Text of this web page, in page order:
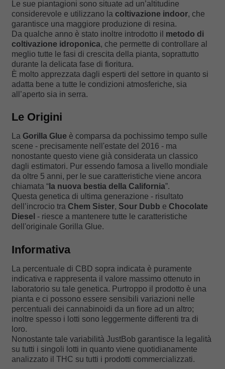
Le sue piantagioni sono situate ad un’altitudine
considerevole e utilizzano la coltivazione indoor, che
garantisce una maggiore produzione di resina.
Da qualche anno è stato inoltre introdotto il metodo di
coltivazione idroponica, che permette di controllare al
meglio tutte le fasi di crescita della pianta, soprattutto
durante la delicata fase di fioritura.
È molto apprezzata dagli esperti del settore in quanto si
adatta bene a tutte le condizioni atmosferiche, sia
all’aperto sia in serra.
Le Origini
La Gorilla Glue è comparsa da pochissimo tempo sulle
scene - precisamente nell'estate del 2016 - ma
nonostante questo viene già considerata un classico
dagli estimatori. Pur essendo famosa a livello mondiale
da oltre 5 anni, per le sue caratteristiche viene ancora
chiamata “la nuova bestia della California”.
Questa genetica di ultima generazione - risultato
dell’incrocio tra Chem Sister, Sour Dubb e Chocolate
Diesel - riesce a mantenere tutte le caratteristiche
dell'originale Gorilla Glue.
Informativa
La percentuale di CBD sopra indicata è puramente
indicativa e rappresenta il valore massimo ottenuto in
laboratorio su tale genetica. Purtroppo il prodotto è una
pianta e ci possono essere sensibili variazioni nelle
percentuali dei cannabinoidi da un fiore ad un altro;
inoltre spesso i lotti sono leggermente differenti tra di
loro.
Nonostante tale variabilità JustBob garantisce la legalità
su tutti i singoli lotti in quanto viene quotidianamente
analizzato il THC su tutti i prodotti commercializzati.